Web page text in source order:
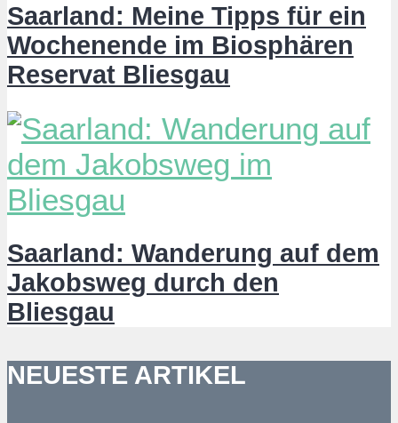
Saarland: Meine Tipps für ein
Wochenende im Biosphären
Reservat Bliesgau
Saarland: Wanderung auf dem
Jakobsweg durch den
Bliesgau
NEUESTE ARTIKEL